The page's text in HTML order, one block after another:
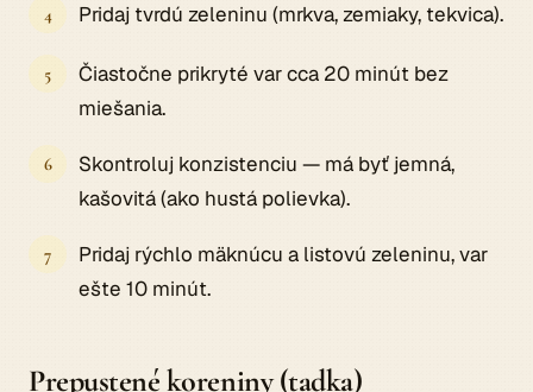
Pridaj tvrdú zeleninu (mrkva, zemiaky, tekvica).
Čiastočne prikryté var cca 20 minút bez
miešania.
Skontroluj konzistenciu — má byť jemná,
kašovitá (ako hustá polievka).
Pridaj rýchlo mäknúcu a listovú zeleninu, var
ešte 10 minút.
Prepustené koreniny (tadka)